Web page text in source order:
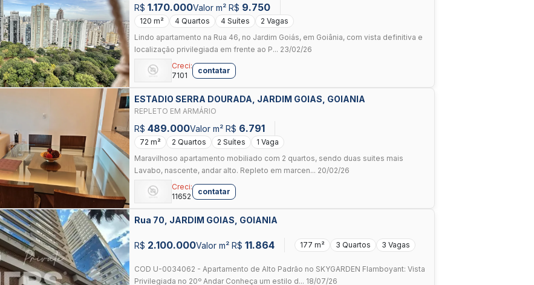
R$ 1.170.000Valor m² R$ 9.750
120 m² 4 Quartos 4 Suítes
2 Vagas
Lindo apartamento na Rua 46, no Jardim Goiás, em Goiânia, com vista definitiva e
localização privilegiada em frente ao P... 23/02/26
Creci:
7101
contatar
ESTADIO SERRA DOURADA, JARDIM GOIAS, GOIANIA
REPLETO EM ARMÁRIO
R$ 489.000Valor m² R$ 6.791
72 m² 2 Quartos 2 Suítes
1 Vaga
Maravilhoso apartamento mobiliado com 2 quartos, sendo duas suites mais
Lavabo, nascente, andar alto. Repleto em marcen... 20/02/26
Creci:
11652
contatar
Rua 70, JARDIM GOIAS, GOIANIA
R$ 2.100.000Valor m² R$ 11.864 177 m² 3 Quartos 3 Vagas
COD U-0034062 - Apartamento de Alto Padrão no SKYGARDEN Flamboyant: Vista
Privilegiada no 20º Andar Conheça um estilo d... 18/07/26